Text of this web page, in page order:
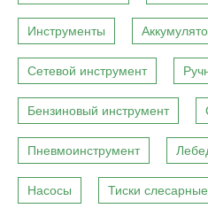
Инструменты
Сетевой инструмент
Бензиновый инструмент
Пневмоинструмент
Насосы Тиски слесарные